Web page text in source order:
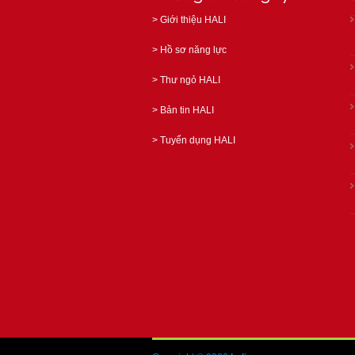
> Giới thiệu HALI
> Hồ sơ năng lực
> Thư ngỏ HALI
> Bản tin HALI
> Tuyển dụng HALI